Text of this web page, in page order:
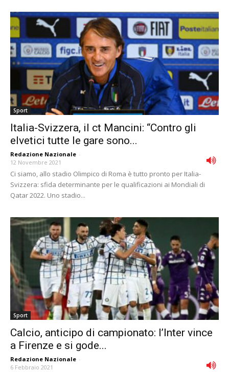
Sport
Italia-Svizzera, il ct Mancini: “Contro gli
elvetici tutte le gare sono...
Redazione Nazionale -
12 Novembre 2021
Ci siamo, allo stadio Olimpico di Roma è tutto pronto per Italia-
Svizzera: sfida determinante per le qualificazioni ai Mondiali di
Qatar 2022. Uno stadio...
Sport
Calcio, anticipo di campionato: l’Inter vince
a Firenze e si gode...
Redazione Nazionale -
6 Febbraio 2021